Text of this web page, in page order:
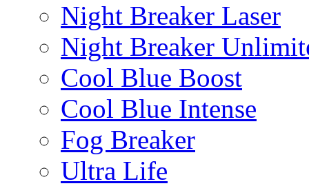
Night Breaker Laser
Night Breaker
Cool Blue Boost
Cool Blue Intense
Fog Breaker
Ultra Life